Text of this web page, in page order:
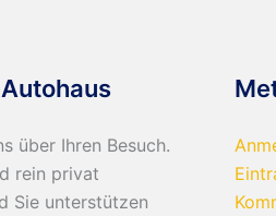
über Ihren Besuch.
rein privat
Sie unterstützen